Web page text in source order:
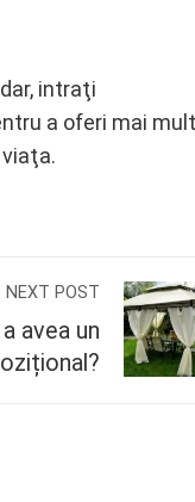
intraţi
a oferi mai mult
NEXT POST
avea un